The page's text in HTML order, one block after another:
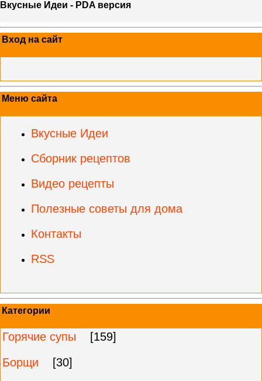
Вкусные Идеи - PDA версия
Вход на сайт
Меню сайта
Вкусные Идеи
Сборник рецептов
Видео рецепты
Полезные советы для дома
Контакты
RSS
Категории
Горячие супы
[159]
Борщи
[30]